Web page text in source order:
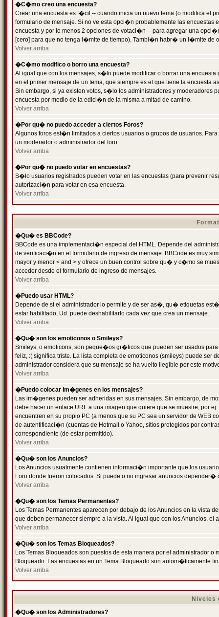
�C�mo creo una encuesta?
Crear una encuesta es f�cil -- cuando inicia un nuevo tema (o modifica el
formulario de mensaje. Si no ve esta opci�n probablemente las
encuesta y por lo menos 2 opciones de votaci�n -- para agregar una
[cero] para que no tenga l�mite de tiempo). Tambi�n habr� un l�mite de
Volver arriba
�C�mo modifico o borro una encuesta?
Al igual que con los mensajes, s�lo puede modificar o borrar una
en el primer mensaje de un tema, que siempre es el que tiene la encuesta
Sin embargo, si ya existen votos, s�lo los administradores y moderadores
encuesta por medio de la edici�n de la misma a mitad de camino.
Volver arriba
�Por qu� no puedo acceder a ciertos Foros?
Algunos foros est�n limitados a ciertos usuarios o grupos de usuarios.
un moderador o administrador del foro.
Volver arriba
�Por qu� no puedo votar en encuestas?
S�lo usuarios registrados pueden votar en las encuestas (para prevenir
autorizaci�n para votar en esa encuesta.
Volver arriba
�Qu� es BBCode?
BBCode es una implementaci�n especial del HTML. Depende del
de verificaci�n en el formulario de ingreso de mensaje. BBCode es muy
mayor y menor < and > y ofrece un buen control sobre qu� y c�mo se
acceder desde el formulario de ingreso de mensajes.
Volver arriba
�Puedo usar HTML?
Depende de si el administrador lo permite y de ser as�, qu� etiquetas
estar habilitado, Ud. puede deshabilitarlo cada vez que crea un mensaje.
Volver arriba
�Qu� son los emoticonos o Smileys?
Smileys, o emoticons, son peque�os gr�ficos que pueden ser usados
feliz, :( significa triste. La lista completa de emoticonos (smileys) puede
administrador considera que su mensaje se ha vuelto ilegible por este
Volver arriba
�Puedo colocar im�genes en los mensajes?
Las im�genes pueden ser adheridas en sus mensajes. Sin embargo, de
debe hacer un enlace URL a una imagen que quiere que se muestre, por
encuentren en su propio PC (a menos que su PC sea un servidor de
de autentificaci�n (cuentas de Hotmail o Yahoo, sitios protegidos por
correspondiente (de estar permitido).
Volver arriba
�Qu� son los Anuncios?
Los Anuncios usualmente contienen informaci�n importante que los
Foro donde fueron colocados. Si puede o no ingresar anuncios
Volver arriba
�Qu� son los Temas Permanentes?
Los Temas Permanentes aparecen por debajo de los Anuncios en la
que deben permanecer siempre a la vista. Al igual que con los Anuncios,
Volver arriba
�Qu� son los Temas Bloqueados?
Los Temas Bloqueados son puestos de esta manera por el administrador
Bloqueado. Las encuestas en un Tema Bloqueado son autom�ticamente
Volver arriba
Niveles
�Qu� son los Administradores?